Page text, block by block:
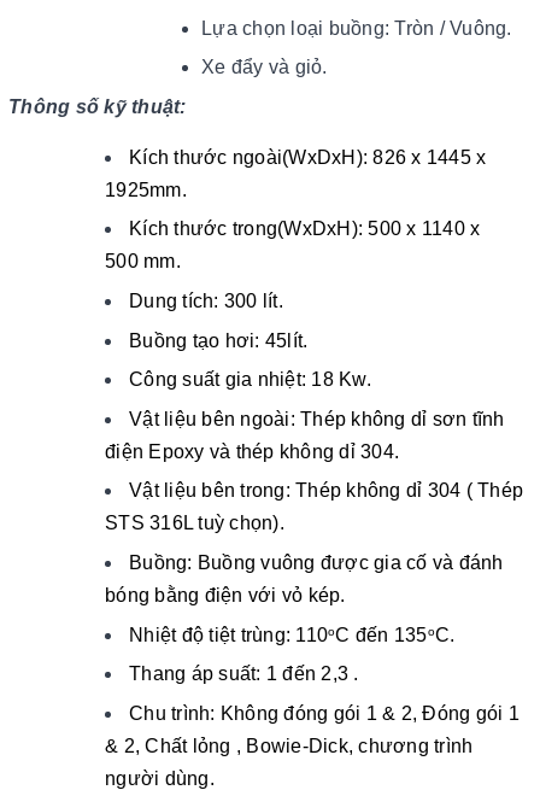
Lựa chọn loại buồng: Tròn / Vuông.
Xe đẩy và giỏ.
Thông số kỹ thuật:
Kích thước ngoài(WxDxH): 826 x 1445 x
1925mm.
Kích thước trong(WxDxH): 500 x 1140 x
500 mm.
Dung tích: 300 lít.
Buồng tạo hơi: 45lít.
Công suất gia nhiệt: 18 Kw.
Vật liệu bên ngoài: Thép không dỉ sơn tĩnh
điện Epoxy và thép không dỉ 304.
Vật liệu bên trong: Thép không dỉ 304 ( Thép
STS 316L tuỳ chọn).
Buồng: Buồng vuông được gia cố và đánh
bóng bằng điện với vỏ kép.
Nhiệt độ tiệt trùng: 110oC đến 135oC.
Thang áp suất: 1 đến 2,3 .
Chu trình: Không đóng gói 1 & 2, Đóng gói 1
& 2, Chất lỏng , Bowie-Dick, chương trình
người dùng.